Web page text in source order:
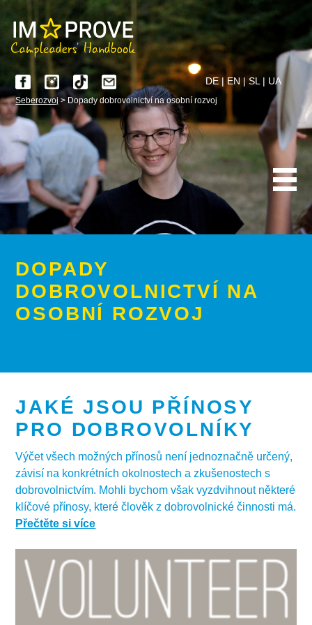
DE | EN |SL | UA
Seberozvoj > Dopady dobrovolnictví na osobní rozvoj
DOPADY
DOBROVOLNICTVÍ NA
OSOBNÍ ROZVOJ
JAKÉ JSOU PŘÍNOSY
PRO DOBROVOLNÍKY
Výčet všech možných přínosů není jednoznačně určený,
závisí na konkrétních okolnostech a zkušenostech s
dobrovolnictvím. Mohli bychom však vyzdvihnout některé
klíčové přínosy, které člověk z dobrovolnické činnosti má.
Přečtěte si více
Dobrovolnictví zvyšuje sebedůvěru a motivaci a je
smysluplné.
Práce pro věc, ve kterou věříme, ji podporuje a zároveň
posiluje osobní motivaci, která je hnacím motorem k